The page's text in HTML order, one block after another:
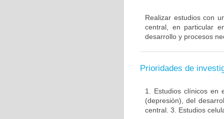
Realizar estudios con
central, en particular
desarrollo y procesos
Prioridades de
1. Estudios clínicos en
(depresión), del
central. 3. Estudios